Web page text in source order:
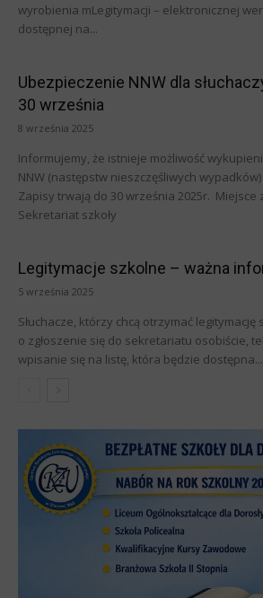
wyrobienia mLegitymacji – elektronicznej
dostępnej na...
Ubezpieczenie NNW dla
30 września
8 września 2025
Informujemy, że istnieje możliwość
NNW (następstw nieszczęśliwych wypadków)
Zapisy trwają do 30 września 2025r. Miejsce
Sekretariat szkoły
Legitymacje szkolne – ważna
5 września 2025
Słuchacze, którzy chcą otrzymać
o zgłoszenie się do sekretariatu osobiście,
wpisanie się na listę, która będzie dostępna...